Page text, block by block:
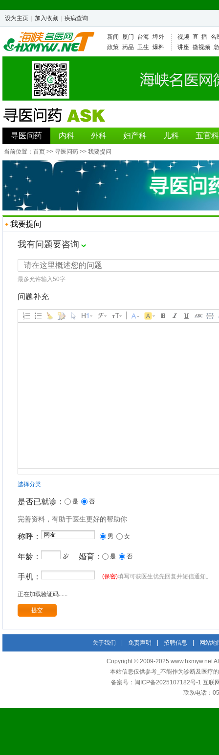
设为主页 加入收藏 疾病查询
新闻 厦门 台海 埠外
政策 药品 卫生 爆料
视频 直 播 名
讲座 微视频
寻医问药 内科 外科 妇产科 儿科 五官科
当前位置： 首页 >> 寻医问药 >> 我要提问
我要提问
我有问题要咨询
最多允许输入50字
问题补充
选择分类
是否已就诊： 是 否
完善资料，有助于医生更好的帮助你
称呼： 男 女
年龄： 岁 婚育： 是 否
手机： (保密)填写可获医生优先回复并短信通知。
正在加载验证码......
关于我们 免责声明 招聘信息 网站地
Copyright © 2009-2025 www.hxmyw.net
本站信息仅供参考_不能作为诊断及医疗
备案号： 闽ICP备2025107182号-1 互联
联系电话：